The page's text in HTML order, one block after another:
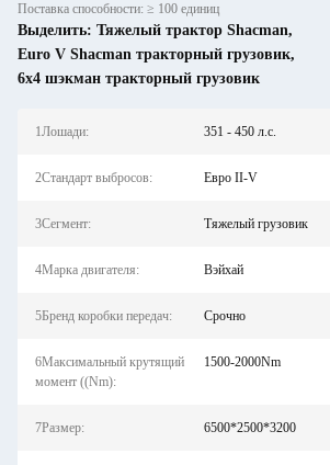
Поставка способности: ≥ 100 единиц
Выделить: Тяжелый трактор Shacman,
Euro V Shacman тракторный грузовик,
6х4 шэкман тракторный грузовик
1Лошади: 351 - 450 л.с.
2Стандарт выбросов: Евро II-V
3Сегмент: Тяжелый грузовик
4Марка двигателя: Вэйхай
5Бренд коробки передач: Срочно
6Максимальный крутящий
момент ((Nm):
1500-2000Nm
7Размер: 6500*2500*3200